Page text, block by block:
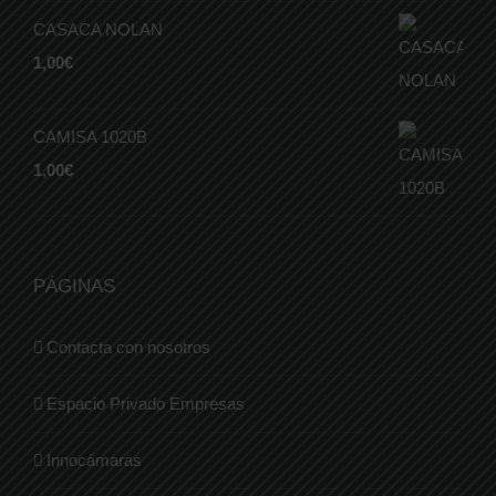
CASACA NOLAN
1,00€
CAMISA 1020B
1,00€
PÁGINAS
Contacta con nosotros
Espacio Privado Empresas
Innocámaras